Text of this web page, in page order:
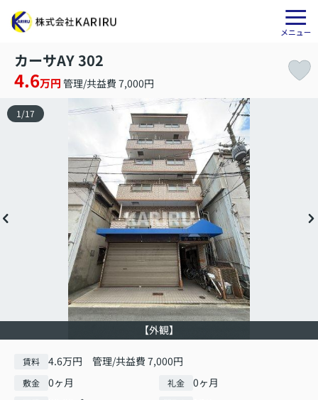
カーサAY 302
4.6万円 管理/共益費 7,000円
【外観】
1 /17
賃料 4.6万円 管理/共益費 7,000円
敷金 0ヶ月 礼金 0ヶ月